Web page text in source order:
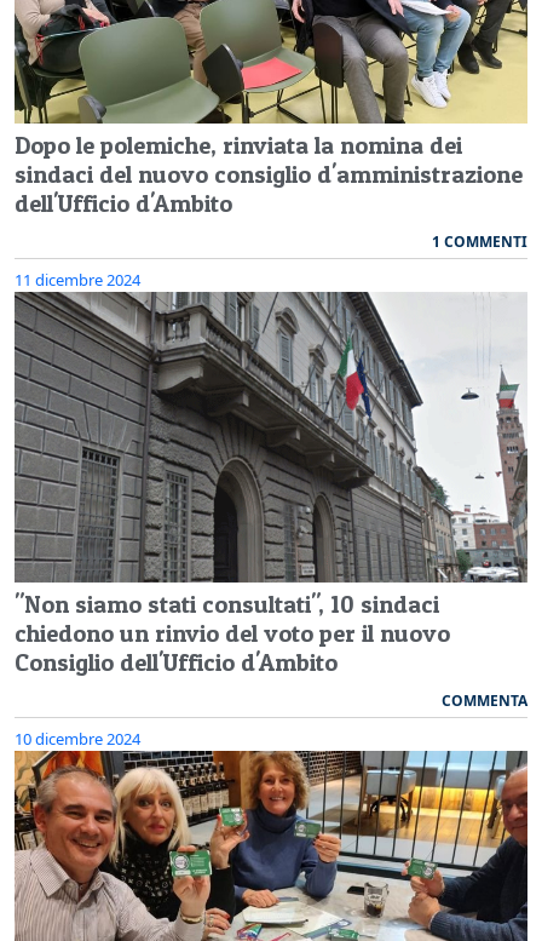
Dopo le polemiche, rinviata la nomina dei
sindaci del nuovo consiglio d'amministrazione
dell'Ufficio d'Ambito
1 COMMENTI
11 dicembre 2024
"Non siamo stati consultati", 10 sindaci
chiedono un rinvio del voto per il nuovo
Consiglio dell'Ufficio d'Ambito
COMMENTA
10 dicembre 2024